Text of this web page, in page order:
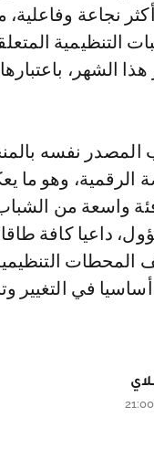
نجاعة
التنظيمية
هذا الشهر،
نفسه
الرقمية، وهو ما
واسعة من
داعيا كافة
المحطات
أساسيا في التغيير